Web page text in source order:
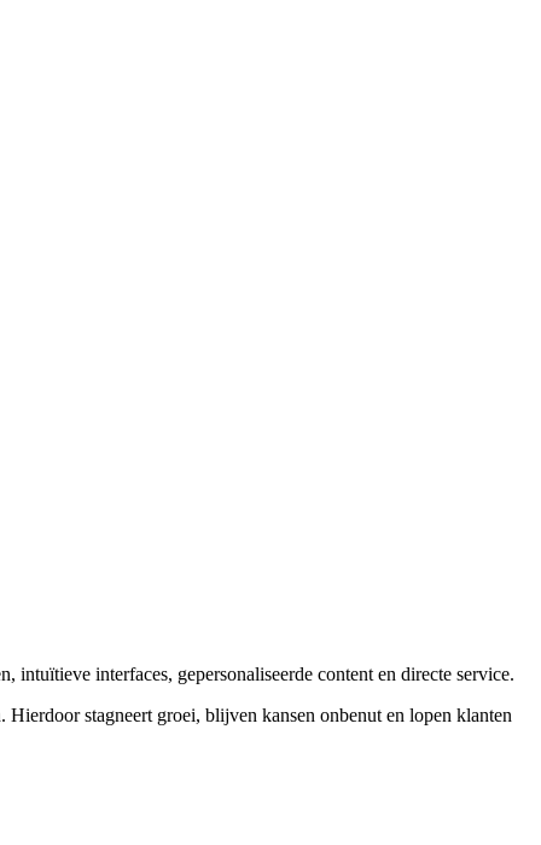
intuïtieve interfaces, gepersonaliseerde content en directe service.
stagneert groei, blijven kansen onbenut en lopen klanten